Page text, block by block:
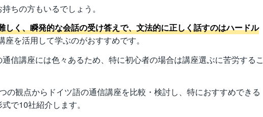
ちの方もいるでしょう。
しく、瞬発的な会話の受け答えで、文法的に正しく話すのはハードル
座を活用して学ぶのがおすすめです。
信講座には色々あるため、特に初心者の場合は講座選ぶに苦労するこ
の観点からドイツ語の通信講座を比較・検討し、特におすすめできる
で10社紹介します。